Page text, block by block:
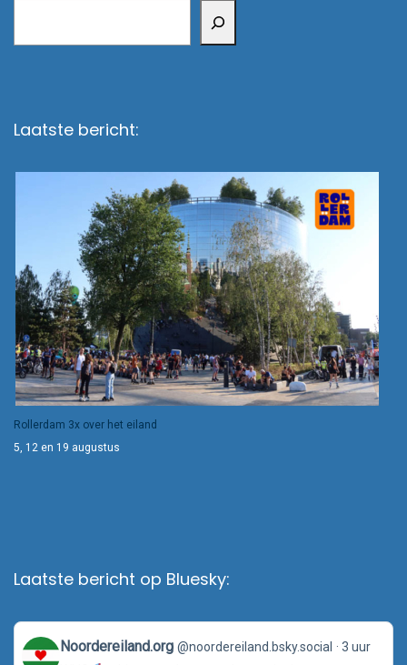
Laatste bericht:
Rollerdam 3x over het eiland
5, 12 en 19 augustus
Laatste bericht op Bluesky:
View
post
Noordereiland.org @noordereiland.bsky.social 3 uur